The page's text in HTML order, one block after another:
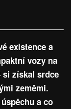
existence a
vozy na
si získal srdce
zeměmi.
a co